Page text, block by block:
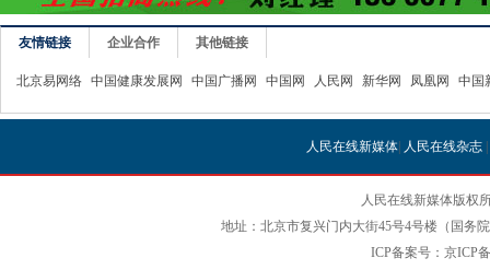
友情链接 企业合作 其他链接
北京易网络 中国健康发展网 中国广播网 中国网 人民网 新华网 凤凰网 中国
人民在线新媒体| 人民在线杂志|
人民在线新媒体版权
地址：北京市复兴门内大街45号4号楼（国务
ICP备案号：京ICP